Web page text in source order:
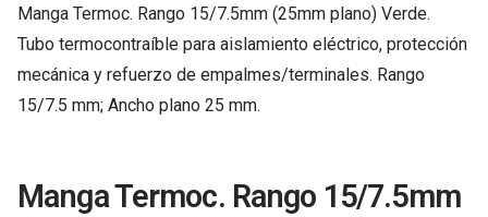
Manga Termoc. Rango 15/7.5mm (25mm plano) Verde.
Tubo termocontraíble para aislamiento eléctrico, protección
mecánica y refuerzo de empalmes/terminales. Rango
15/7.5 mm; Ancho plano 25 mm.
Manga Termoc. Rango 15/7.5mm